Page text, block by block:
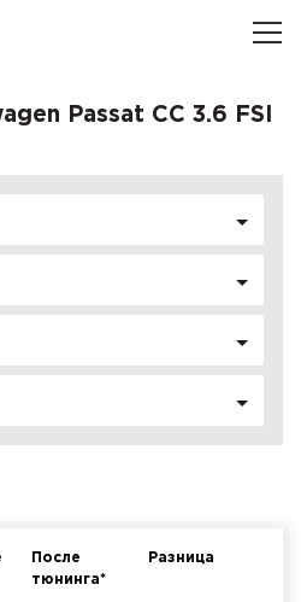
Passat CC 3.6 FSI
После
тюнинга*
Разница